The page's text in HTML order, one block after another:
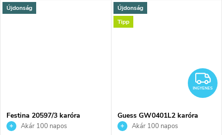
Újdonság
Festina 20597/3 karóra
Akár 100 napos
Újdonság
Tipp
INGYENES
Guess GW0401L2 karóra
Akár 100 napos